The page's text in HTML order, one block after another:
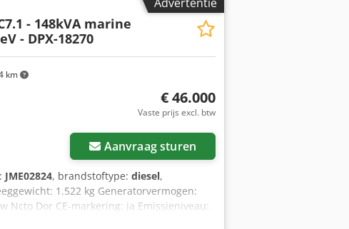
km
- 148kVA marine
- DPX-18270
€ 46.000
Vaste prijs excl. btw
Aanvraag sturen
JME02824, brandstoftype: diesel,
1.522 kg Generatorvermogen:
Ncto Dor CE-markering: ja Emissieniveau:
informatie. = Verdere opties en